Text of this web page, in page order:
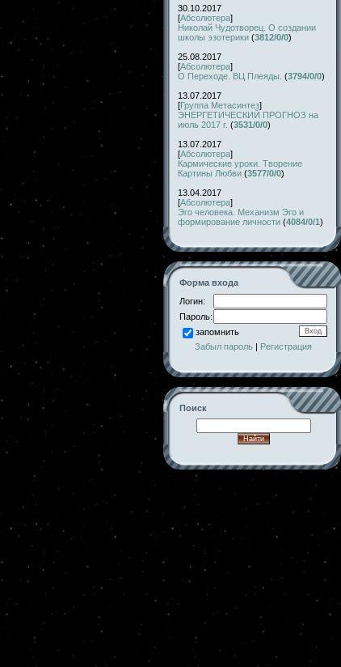
30.10.2017
[Абсолютера]
Николай Чудотворец. О создании
школы эзотерики (3812/0/0)
25.08.2017
[Абсолютера]
О Переходе. ВЦ Плеяды. (3794/0/0)
13.07.2017
[Группа Метасинтез]
ЭНЕРГЕТИЧЕСКИЙ ПРОГНОЗ на
июль 2017 г. (3531/0/0)
13.07.2017
[Абсолютера]
Кармические уроки. Творение
Картины Любви (3577/0/0)
13.04.2017
[Абсолютера]
Эго человека. Механизм Эго и
формирование личности (4084/0/1)
Форма входа
Логин:
Пароль:
запомнить
Забыл пароль | Регистрация
Поиск